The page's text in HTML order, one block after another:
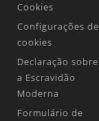
Cookies
Configurações de
cookies
Declaração sobre
a Escravidão
Moderna
Formulário de